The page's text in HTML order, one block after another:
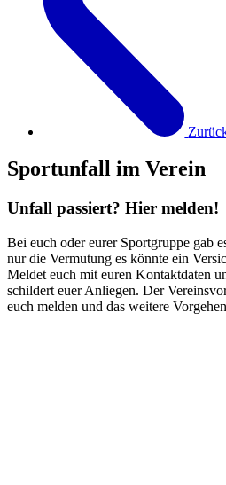
Sportunfall im Verein
Unfall passiert? Hier melden!
Bei euch oder eurer Sportgruppe gab
nur die Vermutung es könnte ein
Meldet euch mit euren Kontaktdaten
schildert euer Anliegen. Der
euch melden und das weitere